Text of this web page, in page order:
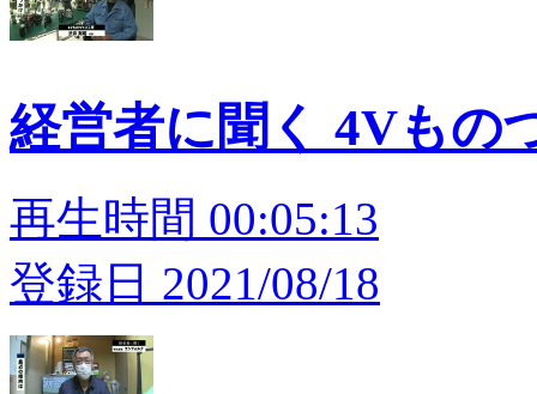
経営者に聞く 4Vもの
再生時間 00:05:13
登録日 2021/08/18